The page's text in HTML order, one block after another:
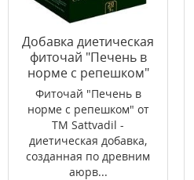
Добавка диетическая
фиточай "Печень в
норме с репешком"
ТМ Sattvadil 20
фильтр-пакетов по 3 г
Фиточай "Печень в
норме с репешком" от
ТМ Sattvadil -
диетическая добавка,
созданная по древним
аюрв...